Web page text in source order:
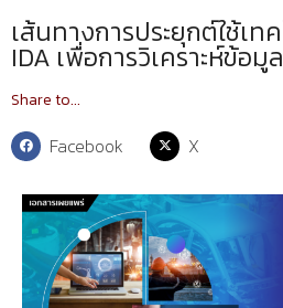
เส้นทางการประยุกต์ใช้เ
IDA เพื่อการวิเคราะห์ข้อมู
Share to...
Facebook X